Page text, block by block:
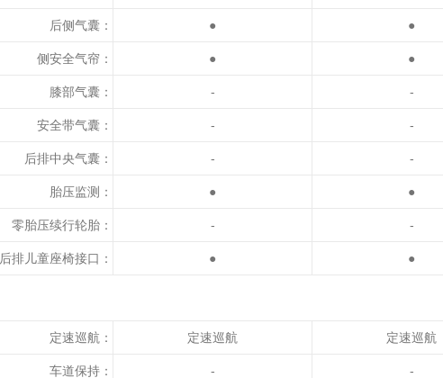
后侧气囊： ● ●
侧安全气帘： ● ●
膝部气囊： - -
安全带气囊： - -
后排中央气囊： - -
胎压监测： ● ●
零胎压续行轮胎： - -
后排儿童座椅接口： ● ●
定速巡航： 定速巡航 定速巡航
车道保持： - -